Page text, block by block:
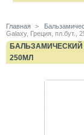
Главная >
Galaxy, Греция, пл.бут.,
БАЛЬЗАМИЧЕСКИЙ
250МЛ